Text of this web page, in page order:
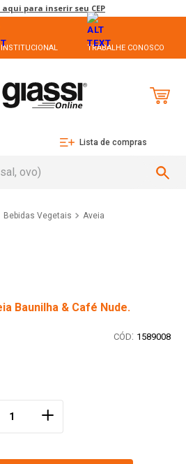
aqui para inserir seu CEP
INSTITUCIONAL TRABALHE CONOSCO
Lista de compras
Bebidas Vegetais Aveia
Baunilha & Café Nude.
: 1589008
＋